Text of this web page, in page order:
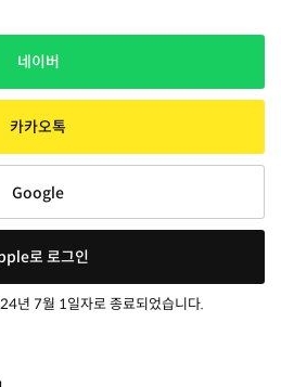
네이버
카카오톡
Google
로 로그인
년 7월 1일자로 종료되었습니다.